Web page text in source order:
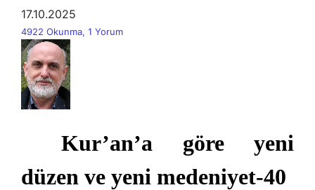
17.10.2025
4922 Okunma, 1 Yorum
Kur’an’a göre yeni
düzen ve yeni medeniyet-40